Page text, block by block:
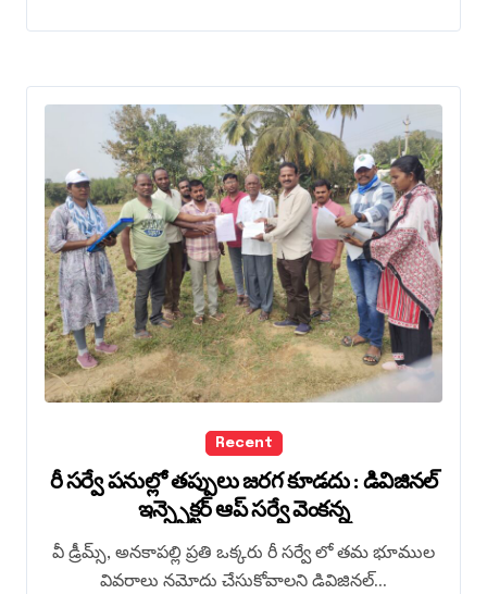
Recent
రీ సర్వే పనుల్లో తప్పులు జరగ కూడదు : డివిజినల్
ఇన్స్పెక్టర్ ఆప్ సర్వే వెంకన్న
వీ డ్రీమ్స్, అనకాపల్లి ప్రతి ఒక్కరు రీ సర్వే లో తమ భూముల
వివరాలు నమోదు చేసుకోవాలని డివిజినల్...